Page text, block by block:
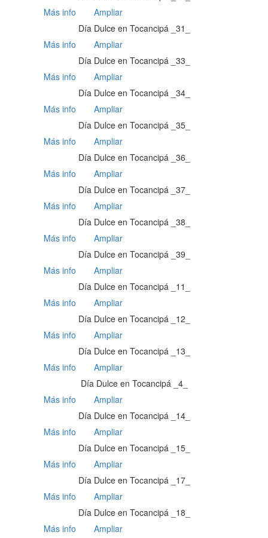
Más info
Ampliar
Día Dulce en Tocancipá _31_
Más info
Ampliar
Día Dulce en Tocancipá _33_
Más info
Ampliar
Día Dulce en Tocancipá _34_
Más info
Ampliar
Día Dulce en Tocancipá _35_
Más info
Ampliar
Día Dulce en Tocancipá _36_
Más info
Ampliar
Día Dulce en Tocancipá _37_
Más info
Ampliar
Día Dulce en Tocancipá _38_
Más info
Ampliar
Día Dulce en Tocancipá _39_
Más info
Ampliar
Día Dulce en Tocancipá _11_
Más info
Ampliar
Día Dulce en Tocancipá _12_
Más info
Ampliar
Día Dulce en Tocancipá _13_
Más info
Ampliar
Día Dulce en Tocancipá _4_
Más info
Ampliar
Día Dulce en Tocancipá _14_
Más info
Ampliar
Día Dulce en Tocancipá _15_
Más info
Ampliar
Día Dulce en Tocancipá _17_
Más info
Ampliar
Día Dulce en Tocancipá _18_
Más info
Ampliar